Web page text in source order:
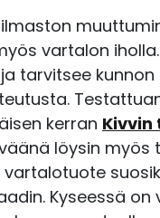
ilmaston
vartalon iholla.
tarvitsee kunnon
kerran
löysin myös
vartalotuote
Kyseessä